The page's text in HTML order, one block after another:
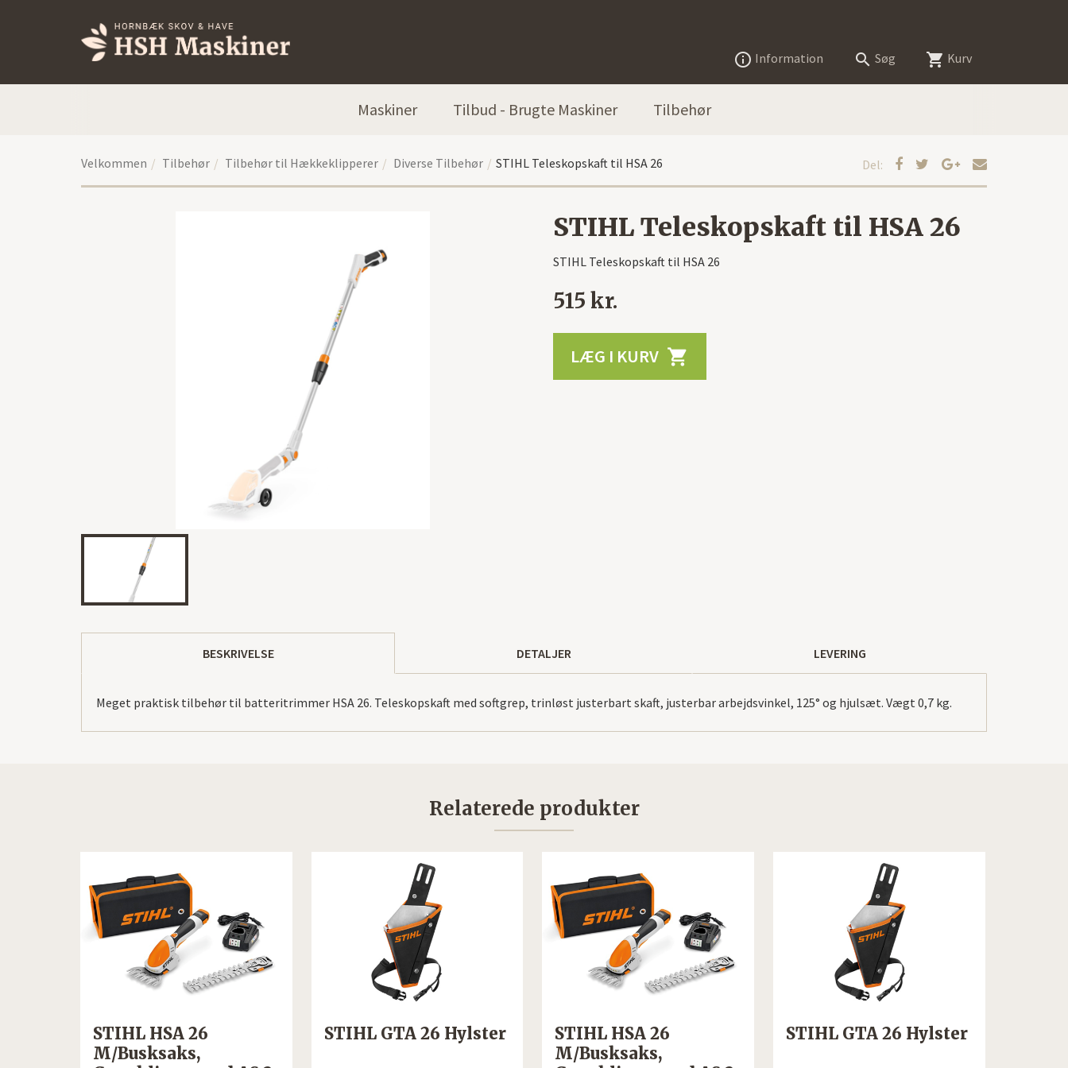
 Information  Søg  Kurv
Maskiner Tilbud - Brugte Maskiner Tilbehør
Velkommen Tilbehør Tilbehør til Hækkeklipperer Diverse Tilbehør STIHL Teleskopskaft til HSA 26 Del:
STIHL Teleskopskaft til HSA 26
STIHL Teleskopskaft til HSA 26
515 kr.
LÆG I KURV 
BESKRIVELSE DETALJER LEVERING
Meget praktisk tilbehør til batteritrimmer HSA 26. Teleskopskaft med softgrep, trinløst justerbart skaft, justerbar arbejdsvinkel, 125° og hjulsæt. Vægt 0,7 kg.
Relaterede produkter
STIHL HSA 26
M/Busksaks,
STIHL GTA 26 Hylster
STIHL HSA 26
M/Busksaks,
STIHL GTA 26 Hylster